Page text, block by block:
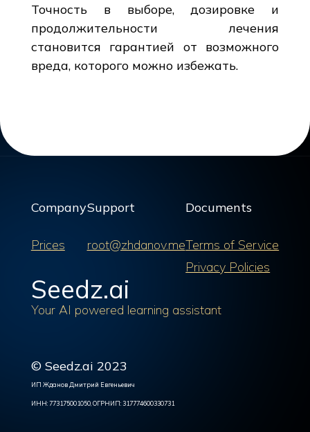
Точность в выборе, дозировке и
продолжительности лечения
становится гарантией от возможного
вреда, которого можно избежать.
Company
Prices
Support
root@zhdanov.me
Documents
Terms of Service
Privacy Policies
Seedz.ai
Your AI powered learning assistant
© Seedz.ai 2023
ИП Жданов Дмитрий Евгеньевич
ИНН: 773175001050, ОГРНИП: 317774600330731